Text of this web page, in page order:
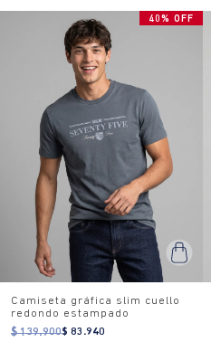
40% OFF
Camiseta gráfica slim cuello
redondo estampado
$ 139.900$ 83.940